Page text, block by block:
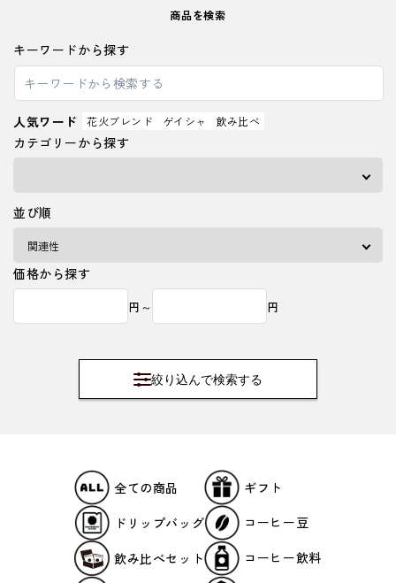
商品を検索
キーワードから探す
人気ワード 花火ブレンド ゲイシャ 飲み比べ
カテゴリーから探す
並び順
価格から探す
円～ 円
絞り込んで検索する
全ての商品
ドリップバッグ
飲み比べセット
ギフト
コーヒー豆
コーヒー飲料